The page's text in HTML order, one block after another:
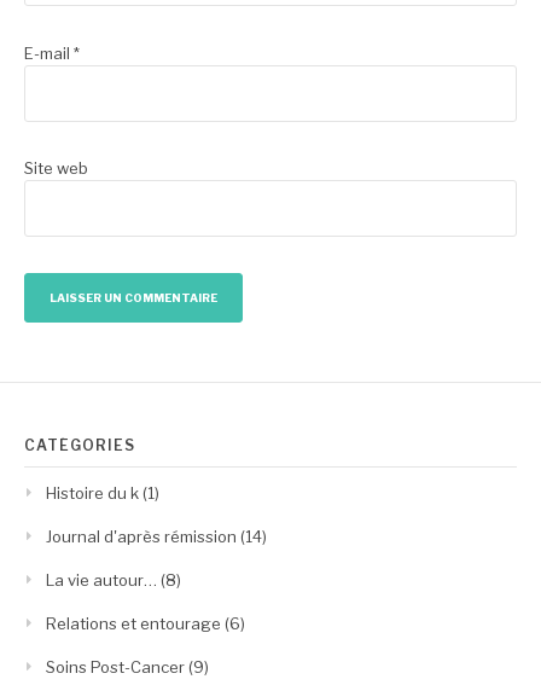
E-mail *
Site web
CATÉGORIES
Histoire du k (1)
Journal d'après rémission (14)
La vie autour… (8)
Relations et entourage (6)
Soins Post-Cancer (9)